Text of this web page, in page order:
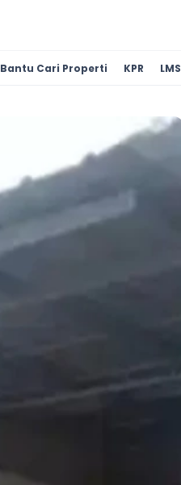
Bantu Cari Properti KPR LMS